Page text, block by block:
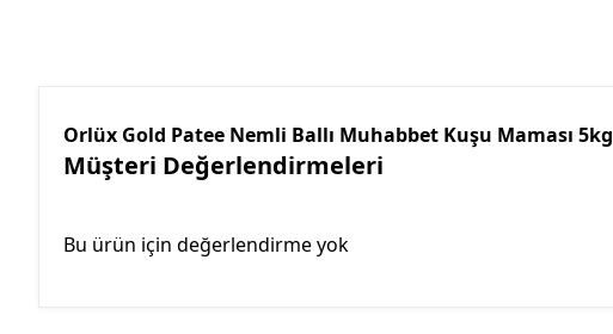
Orlüx Gold Patee Nemli Ballı Muhabbet Kuşu Maması 5kg
Müşteri Değerlendirmeleri
Bu ürün için değerlendirme yok